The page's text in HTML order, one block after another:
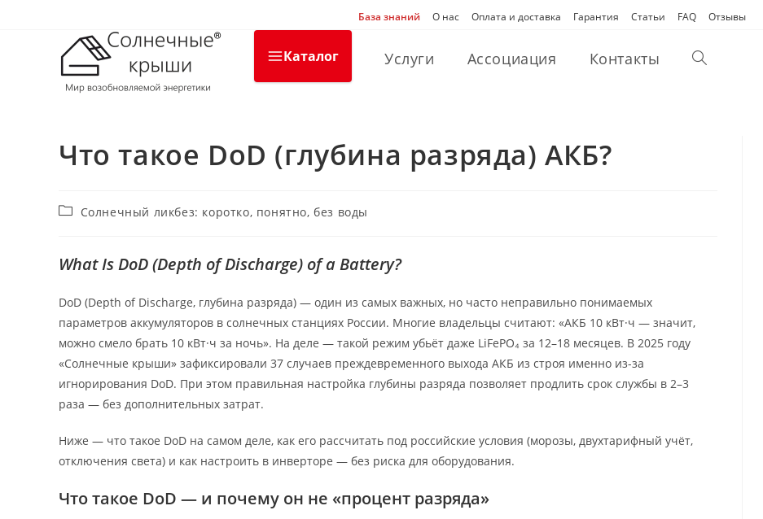
содержимому
База знаний О нас Оплата и доставка Гарантия Статьи FAQ Отзывы
Каталог Услуги Ассоциация Контакты Переключить
Что такое DoD (глубина разряда) АКБ?
РубрикаСолнечный ликбез: коротко, понятно, без воды
What Is DoD (Depth of Discharge) of a Battery?
DoD (Depth of Discharge, глубина разряда) — один из самых важных, но часто неправильно понимаемых
параметров аккумуляторов в солнечных станциях России. Многие владельцы считают: «АКБ 10 кВт·ч — значит,
можно смело брать 10 кВт·ч за ночь». На деле — такой режим убьёт даже LiFePO₄ за 12–18 месяцев. В 2025 году
«Солнечные крыши» зафиксировали 37 случаев преждевременного выхода АКБ из строя именно из-за
игнорирования DoD. При этом правильная настройка глубины разряда позволяет продлить срок службы в 2–3
раза — без дополнительных затрат.
Ниже — что такое DoD на самом деле, как его рассчитать под российские условия (морозы, двухтарифный учёт,
отключения света) и как настроить в инверторе — без риска для оборудования.
Что такое DoD — и почему он не «процент разряда»